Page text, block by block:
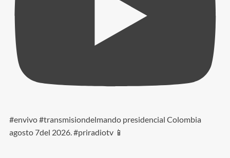
#envivo #transmisiondelmando presidencial Colombia
agosto 7del 2026. #priradiotv 📱